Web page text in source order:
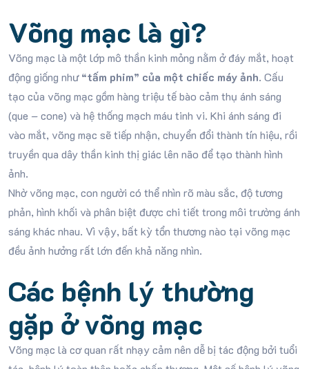
Võng mạc là gì?
Võng mạc là một lớp mô thần kinh mỏng nằm ở đáy mắt, hoạt
động giống như“tấm phim” của một chiếc máy ảnh. Cấu
tạo của võng mạc gồm hàng triệu tế bào cảm thụ ánh sáng
(que – cone) và hệ thống mạch máu tinh vi. Khi ánh sáng đi
vào mắt, võng mạc sẽ tiếp nhận, chuyển đổi thành tín hiệu, rồi
truyền qua dây thần kinh thị giác lên não để tạo thành hình
ảnh.
Nhờ võng mạc, con người có thể nhìn rõ màu sắc, độ tương
phản, hình khối và phân biệt được chi tiết trong môi trường ánh
sáng khác nhau. Vì vậy, bất kỳ tổn thương nào tại võng mạc
đều ảnh hưởng rất lớn đến khả năng nhìn.
Các bệnh lý thường
gặp ở võng mạc
Võng mạc là cơ quan rất nhạy cảm nên dễ bị tác động bởi tuổi